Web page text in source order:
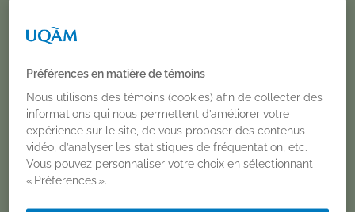
Dupuis-Déri
2019 Rapports de recherche
Soutenu par le RéQEF en collaboration
Préférences en matière de témoins
Nous utilisons des témoins (cookies) afin de collecter des
informations qui nous permettent d’améliorer votre
expérience sur le site, de vous proposer des contenus
vidéo, d’analyser les statistiques de fréquentation, etc.
Vous pouvez personnaliser votre choix en sélectionnant
« Préférences ».